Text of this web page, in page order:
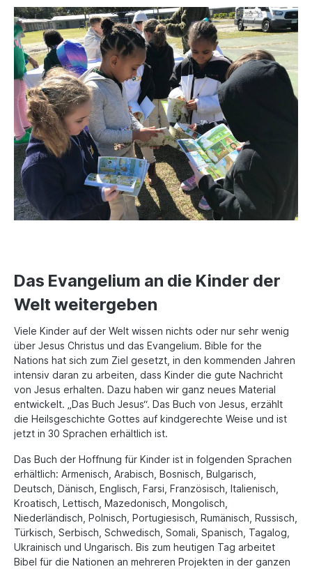
Das Evangelium an die Kinder der
Welt weitergeben
Viele Kinder auf der Welt wissen nichts oder nur sehr wenig
über Jesus Christus und das Evangelium. Bible for the
Nations hat sich zum Ziel gesetzt, in den kommenden Jahren
intensiv daran zu arbeiten, dass Kinder die gute Nachricht
von Jesus erhalten. Dazu haben wir ganz neues Material
entwickelt. „Das Buch Jesus“. Das Buch von Jesus, erzählt
die Heilsgeschichte Gottes auf kindgerechte Weise und ist
jetzt in 30 Sprachen erhältlich ist.
Das Buch der Hoffnung für Kinder ist in folgenden Sprachen
erhältlich: Armenisch, Arabisch, Bosnisch, Bulgarisch,
Deutsch, Dänisch, Englisch, Farsi, Französisch, Italienisch,
Kroatisch, Lettisch, Mazedonisch, Mongolisch,
Niederländisch, Polnisch, Portugiesisch, Rumänisch, Russisch,
Türkisch, Serbisch, Schwedisch, Somali, Spanisch, Tagalog,
Ukrainisch und Ungarisch. Bis zum heutigen Tag arbeitet
Bibel für die Nationen an mehreren Projekten in der ganzen